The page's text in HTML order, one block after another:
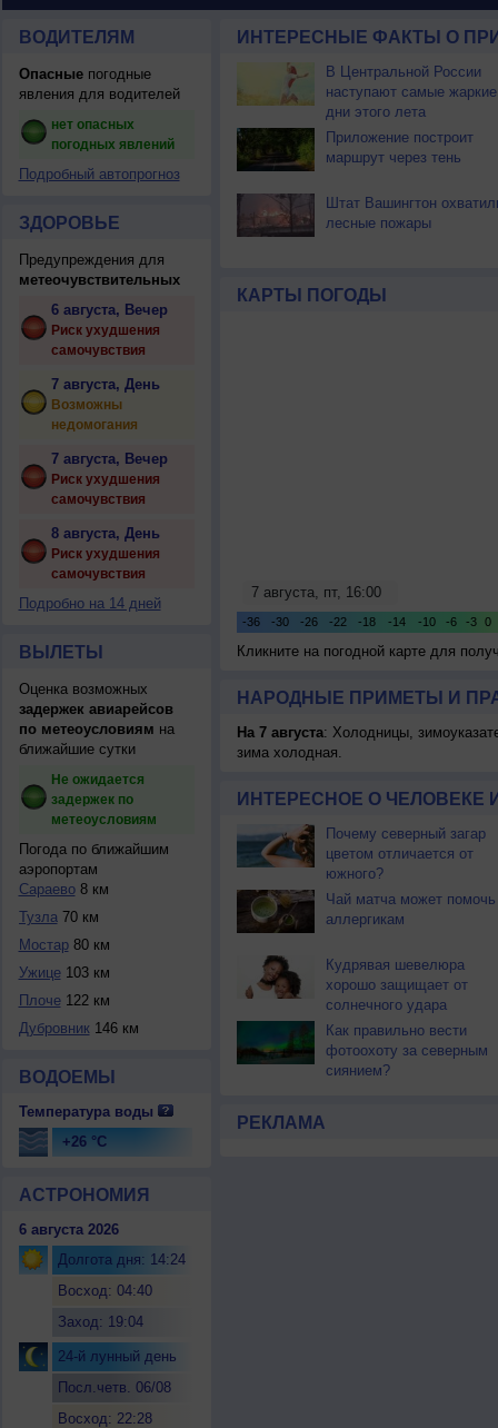
ВОДИТЕЛЯМ
Опасныепогодные
явления для водителей
нет опасных
погодных явлений
Подробный автопрогноз
ЗДОРОВЬЕ
Предупреждения для
метеочувствительных
6 августа, Вечер
Риск ухудшения
самочувствия
7 августа, День
Возможны
недомогания
7 августа, Вечер
Риск ухудшения
самочувствия
8 августа, День
Риск ухудшения
самочувствия
Подробно на 14 дней
ВЫЛЕТЫ
Оценка возможных
задержек авиарейсов
по метеоусловиям на
ближайшие сутки
Не ожидается
задержек по
метеоусловиям
Погода по ближайшим
аэропортам
Сараево8 км
Тузла70 км
Мостар80 км
Ужице103 км
Плоче122 км
Дубровник146 км
ВОДОЕМЫ
Температура воды
+26 °C
АСТРОНОМИЯ
6 августа 2026
Долгота дня: 14:24
Восход: 04:40
Заход: 19:04
24-й лунный день
Посл.четв. 06/08
Восход: 22:28
ИНТЕРЕСНЫЕ ФАКТЫ О
В Центральной России
наступают самые жаркие
дни этого лета
Приложение построит
маршрут через тень
Штат Вашингтон
лесные пожары
КАРТЫ ПОГОДЫ
Кликните на погодной карте для
НАРОДНЫЕ ПРИМЕТЫ И
На 7 августа: Холодницы,
зима холодная.
ИНТЕРЕСНОЕ О ЧЕЛОВЕКЕ
Почему северный загар
цветом отличается от
южного?
Чай матча может помочь
аллергикам
Кудрявая шевелюра
хорошо защищает от
солнечного удара
Как правильно вести
фотоохоту за северным
сиянием?
РЕКЛАМА